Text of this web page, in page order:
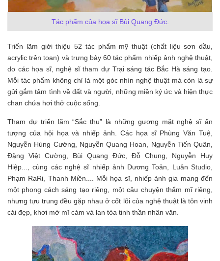
Tác phẩm của họa sĩ Bùi Quang Đức.
Triển lãm giới thiệu 52 tác phẩm mỹ thuật (chất liệu sơn dầu,
acrylic trên toan) và trưng bày 60 tác phẩm nhiếp ảnh nghệ thuật,
do các họa sĩ, nghệ sĩ tham dự Trại sáng tác Bắc Hà sáng tạo.
Mỗi tác phẩm không chỉ là một góc nhìn nghệ thuật mà còn là sự
gửi gắm tâm tình về đất và người, những miền ký ức và hiện thực
chan chứa hơi thở cuộc sống.
Tham dự triển lãm “Sắc thu” là những gương mặt nghệ sĩ ấn
tượng của hội họa và nhiếp ảnh. Các họa sĩ Phùng Văn Tuệ,
Nguyễn Hùng Cường, Nguyễn Quang Hoan, Nguyễn Tiến Quân,
Đặng Việt Cường, Bùi Quang Đức, Đỗ Chung, Nguyễn Huy
Hiệp..., cùng các nghệ sĩ nhiếp ảnh Dương Toản, Luân Studio,
Phạm RaRi, Thanh Miền.... Mỗi họa sĩ, nhiếp ảnh gia mang đến
một phong cách sáng tạo riêng, một câu chuyện thẩm mĩ riêng,
nhưng tựu trung đều gặp nhau ở cốt lõi của nghệ thuật là tôn vinh
cái đẹp, khơi mở mĩ cảm và lan tỏa tinh thần nhân văn.